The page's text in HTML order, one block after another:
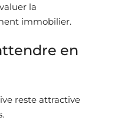
la
immobilier.
en
reste attractive